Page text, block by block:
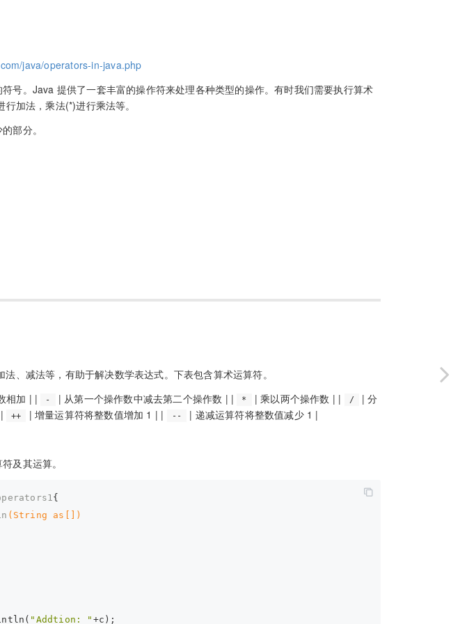
java/operators-in-java.php
号。Java 提供了一套丰富的操作符来处理各种类型的操作。有时我们需要执行算术
加法，乘法(*)进行乘法等。
部分。
、减法等，有助于解决数学表达式。下表包含算术运算符。
相加 | | - | 从第一个操作数中减去第二个操作数 | | * | 乘以两个操作数 | | /
| 分
++ | 增量运算符将整数值增加 1 | | --
| 递减运算符将整数值减少 1 |
及其运算。
{
(String as[])
"Addtion: " +c);